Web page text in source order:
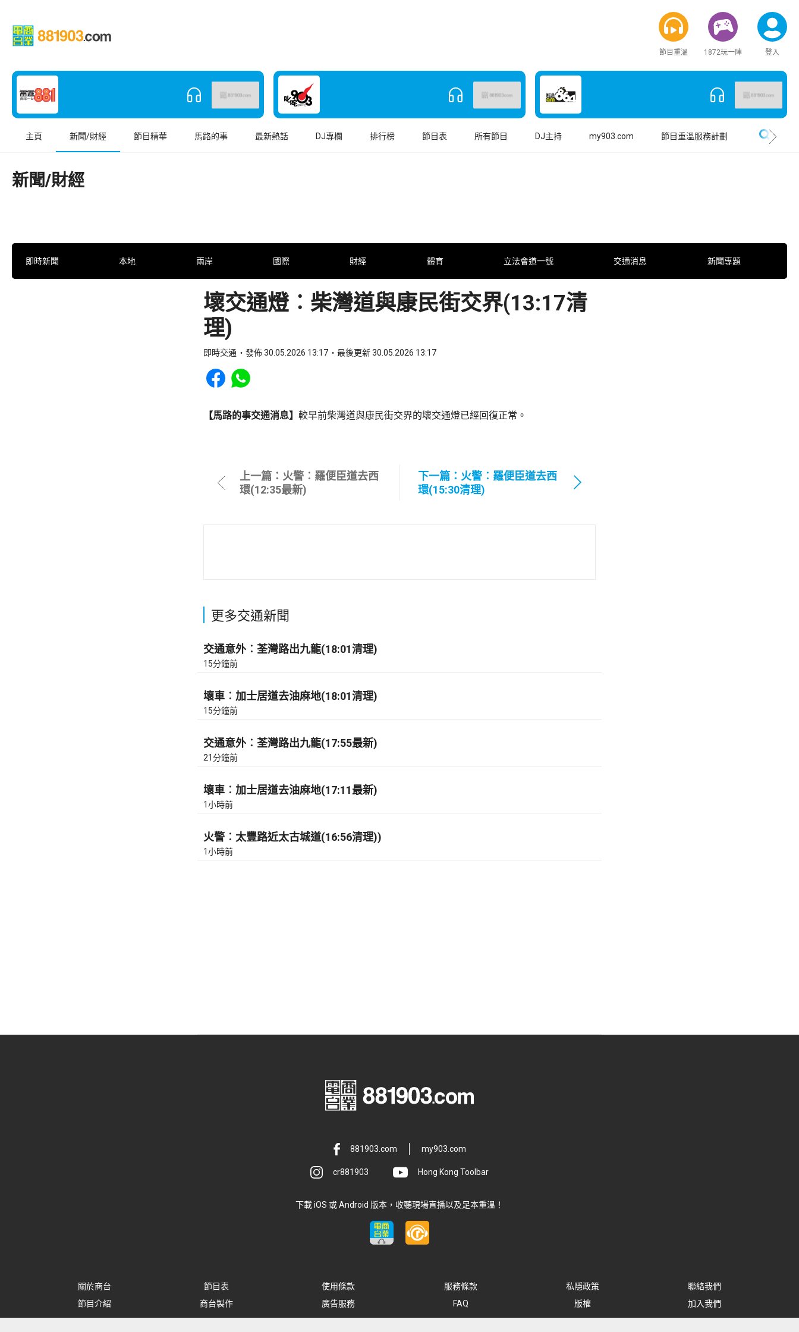
節目重溫 1872玩一陣 登入
主頁 新聞/財經 節目精華 馬路的事 最新熱話 DJ專欄 排行榜 節目表 所有節目 DJ主持 my903.com 節目重溫服務計劃
新聞/財經
即時新聞 本地 兩岸 國際 財經 體育 立法會道一號 交通消息 新聞專題
壞交通燈︰柴灣道與康民街交界(13:17清
理)
即時交通 發佈 30.05.2026 13:17 最後更新 30.05.2026 13:17
Share to Facebook
Share to WhatsApp
【馬路的事交通消息】 較早前柴灣道與康民街交界的壞交通燈已經回復正常。
上一篇：火警︰羅便臣道去西
環(12:35最新)
下一篇：火警︰羅便臣道去西
環(15:30清理)
更多交通新聞
交通意外︰荃灣路出九龍(18:01清理)
15分鐘前
壞車︰加士居道去油麻地(18:01清理)
15分鐘前
交通意外︰荃灣路出九龍(17:55最新)
21分鐘前
壞車︰加士居道去油麻地(17:11最新)
1小時前
火警︰太豐路近太古城道(16:56清理))
1小時前
881903.com my903.com
cr881903 Hong Kong Toolbar
下載 iOS 或 Android 版本，收聽現場直播以及足本重溫！
關於商台 節目表 使用條款 服務條款 私隱政策
聯絡我們
節目介紹
商台製作 廣告服務 FAQ 版權 加入我們